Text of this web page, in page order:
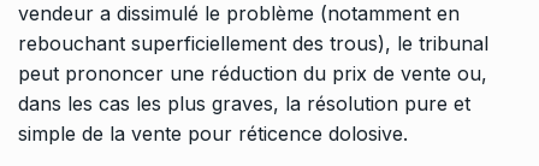
vendeur a dissimulé le problème (notamment en
rebouchant superficiellement des trous), le tribunal
peut prononcer une réduction du prix de vente ou,
dans les cas les plus graves, la résolution pure et
simple de la vente pour réticence dolosive.